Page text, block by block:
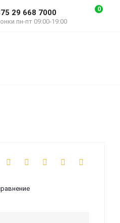
0
29 668 7000
пн-пт 09:00-19:00